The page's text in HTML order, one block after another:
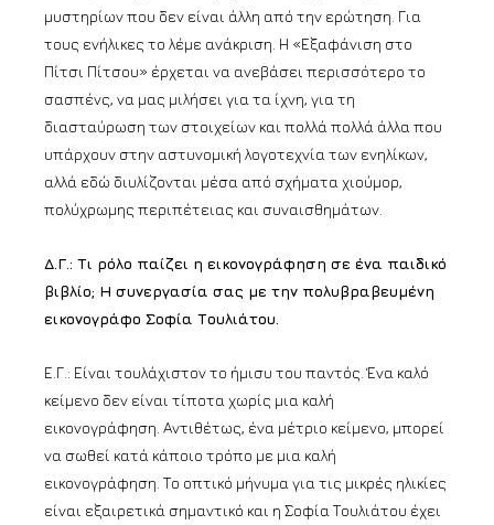
μυστηρίων που δεν είναι άλλη από την ερώτηση. Για
τους ενήλικες το λέμε ανάκριση. Η «Εξαφάνιση στο
Πίτσι Πίτσου» έρχεται να ανεβάσει περισσότερο το
σασπένς, να μας μιλήσει για τα ίχνη, για τη
διασταύρωση των στοιχείων και πολλά πολλά άλλα που
υπάρχουν στην αστυνομική λογοτεχνία των ενηλίκων,
αλλά εδώ διυλίζονται μέσα από σχήματα χιούμορ,
πολύχρωμης περιπέτειας και συναισθημάτων.
Δ.Γ.: Τι ρόλο παίζει η εικονογράφηση σε ένα παιδικό
βιβλίο; Η συνεργασία σας με την πολυβραβευμένη
εικονογράφο Σοφία Τουλιάτου.
Ε.Γ.: Είναι τουλάχιστον το ήμισυ του παντός. Ένα καλό
κείμενο δεν είναι τίποτα χωρίς μια καλή
εικονογράφηση. Αντιθέτως, ένα μέτριο κείμενο, μπορεί
να σωθεί κατά κάποιο τρόπο με μια καλή
εικονογράφηση. Το οπτικό μήνυμα για τις μικρές ηλικίες
είναι εξαιρετικά σημαντικό και η Σοφία Τουλιάτου έχει